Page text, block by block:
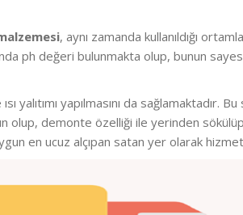
, aynı zamanda kullanıldığı
ph değeri bulunmakta olup, bunun
yalıtımı yapılmasını da sağlamaktadır.
olup, demonte özelliği ile yerinden
en ucuz alçıpan satan yer olarak